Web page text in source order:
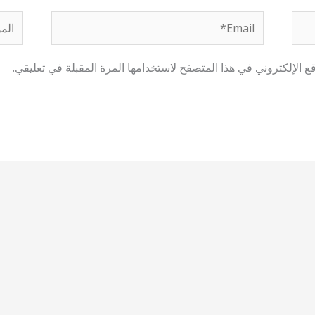
Email*
الإلكتروني في هذا المتصفح لاستخدامها المرة المقبلة في تعليقي.